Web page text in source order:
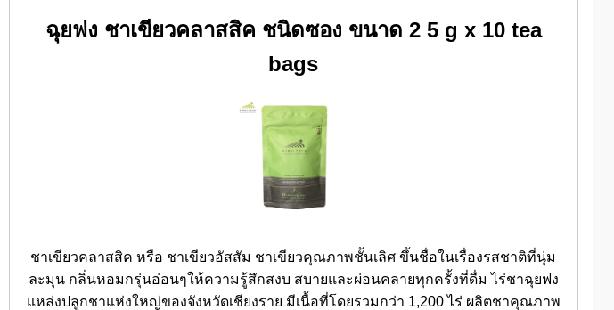
ฉุยฟง ชาเขียวคลาสสิค ชนิดซอง ขนาด 2 5 g x 10 tea
bags
ชาเขียวคลาสสิค หรือ ชาเขียวอัสสัม ชาเขียวคุณภาพชั้นเลิศ ขึ้นชื่อในเรื่องรสชาติที่นุ่ม
ละมุน กลิ่นหอมกรุ่นอ่อนๆให้ความรู้สึกสงบ สบายและผ่อนคลายทุกครั้งที่ดื่ม ไร่ชาฉุยฟง
แหล่งปลูกชาแห่งใหญ่ของจังหวัดเชียงราย มีเนื้อที่โดยรวมกว่า 1,200 ไร่ ผลิตชาคุณภาพ